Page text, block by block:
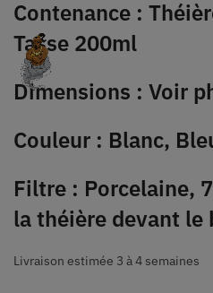
Contenance :
Tasse 200ml
Dimensions : Voir
Couleur : Blanc,
Filtre : Porcelaine,
la théière devant le
Livraison estimée 3 à 4 semaines